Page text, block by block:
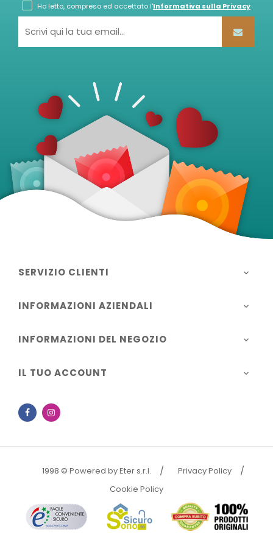
Ho letto, compreso ed accettato l'Informativa sulla Privacy
SERVIZIO CLIENTI 
INFORMAZIONI AZIENDALI 
INFORMAZIONI DEL NEGOZIO 
IL TUO ACCOUNT 
Facebook
1998 © Powered by Eter s.r.l.
Privacy Policy
Cookie Policy